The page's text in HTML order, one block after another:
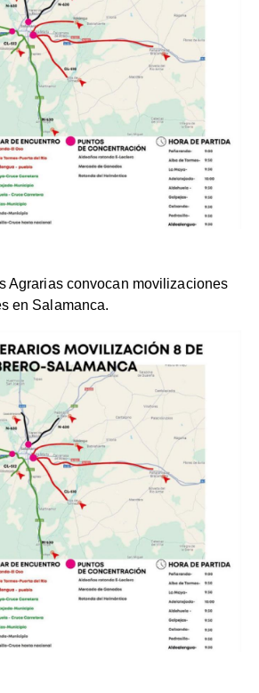
Agrarias convocan movilizaciones
en Salamanca.